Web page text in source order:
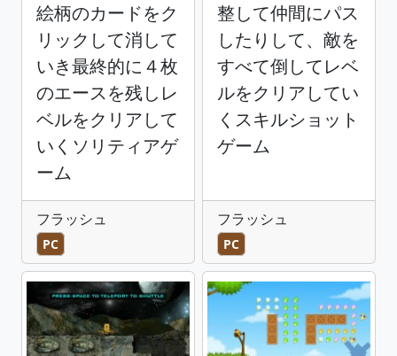
絵柄のカードをク
リックして消して
いき最終的に４枚
のエースを残しレ
ベルをクリアして
いくソリティアゲ
ーム
フラッシュ
PC
整して仲間にパス
したりして、敵を
すべて倒してレベ
ルをクリアしてい
くスキルショット
ゲーム
フラッシュ
PC